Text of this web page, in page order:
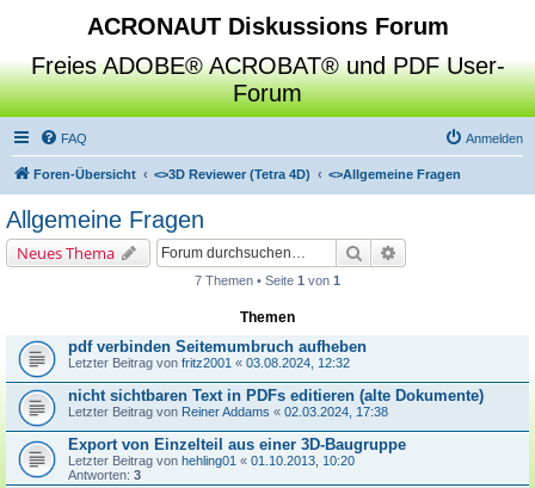
ACRONAUT Diskussions Forum
Freies ADOBE® ACROBAT® und PDF User-
Forum
FAQ Anmelden
Foren-Übersicht <>3D Reviewer (Tetra 4D) <>Allgemeine Fragen
Allgemeine Fragen
Neues Thema Suche
7 Themen • Seite 1 von 1
Themen
pdf verbinden Seitemumbruch aufheben
Letzter Beitrag von fritz2001 « 03.08.2024, 12:32
nicht sichtbaren Text in PDFs editieren (alte Dokumente)
Letzter Beitrag von Reiner Addams « 02.03.2024, 17:38
Export von Einzelteil aus einer 3D-Baugruppe
Letzter Beitrag von hehling01 « 01.10.2013, 10:20
Antworten: 3